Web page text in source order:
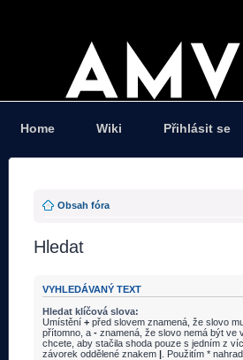
Home Wiki Přihlásit se
Obsah fóra
Hledat
VYHLEDÁVANÝ TEXT
Hledat klíčová slova:
Umístění + před slovem znamená, že slovo
přítomno, a - znamená, že slovo nemá být ve
chcete, aby stačila shoda pouze s jedním z
závorek oddělené znakem | . Použitím *